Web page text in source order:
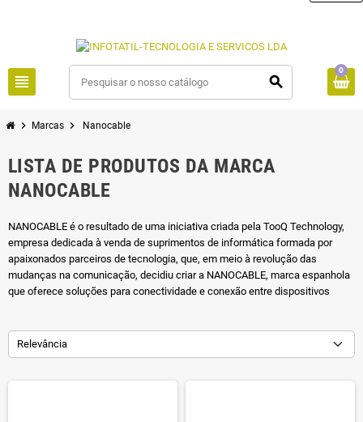
view_headline search
0
chevron_right Marcas chevron_right Nanocable
LISTA DE PRODUTOS DA MARCA
NANOCABLE
NANOCABLE é o resultado de uma iniciativa criada pela TooQ Technology,
empresa dedicada à venda de suprimentos de informática formada por
apaixonados parceiros de tecnologia, que, em meio à revolução das
mudanças na comunicação, decidiu criar a NANOCABLE, marca espanhola
que oferece soluções para conectividade e conexão entre dispositivos
Relevância